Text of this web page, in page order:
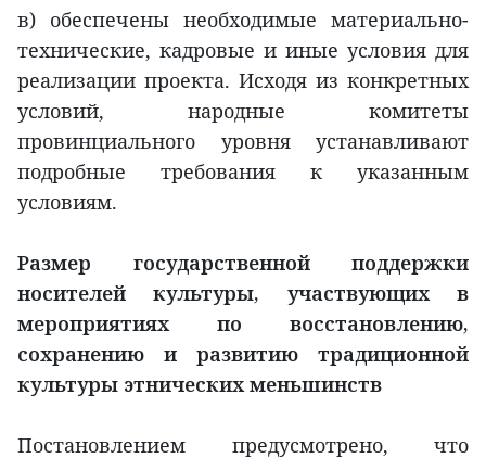
в) обеспечены необходимые материально-
технические, кадровые и иные условия для
реализации проекта. Исходя из конкретных
условий, народные комитеты
провинциального уровня устанавливают
подробные требования к указанным
условиям.
Размер государственной поддержки
носителей культуры, участвующих в
мероприятиях по восстановлению,
сохранению и развитию традиционной
культуры этнических меньшинств
Постановлением предусмотрено, что